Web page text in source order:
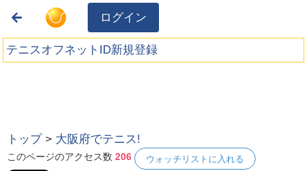
ログイン
テニスオフネットID新規登録
トップ > 大阪府でテニス!
このページのアクセス数206 ウォッチリストに入れる